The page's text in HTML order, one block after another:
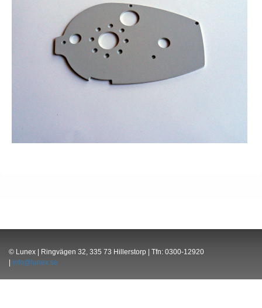
© Lunex | Ringvägen 32, 335 73 Hillerstorp | Tfn: 0300-12920
info@lunex.se